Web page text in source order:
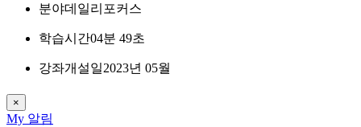
분야데일리포커스
학습시간04분 49초
강좌개설일2023년 05월
×
My 알림